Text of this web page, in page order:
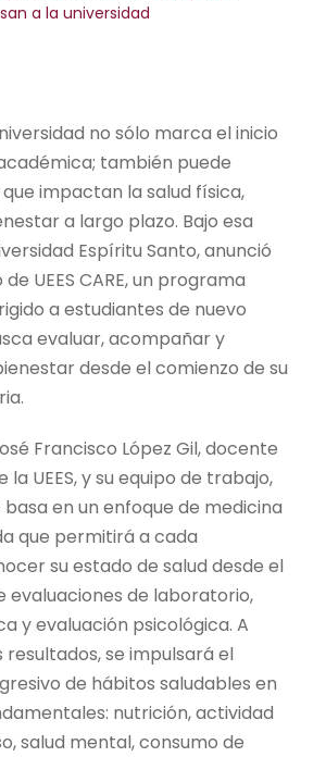
a la universidad
no sólo marca el inicio
también puede
impactan la salud física,
a largo plazo. Bajo esa
Espíritu Santo, anunció
UEES CARE, un programa
a estudiantes de nuevo
evaluar, acompañar y
desde el comienzo de su
Francisco López Gil, docente
UEES, y su equipo de trabajo,
en un enfoque de medicina
que permitirá a cada
su estado de salud desde el
evaluaciones de laboratorio,
y evaluación psicológica. A
se impulsará el
de hábitos saludables en
nutrición, actividad
salud mental, consumo de